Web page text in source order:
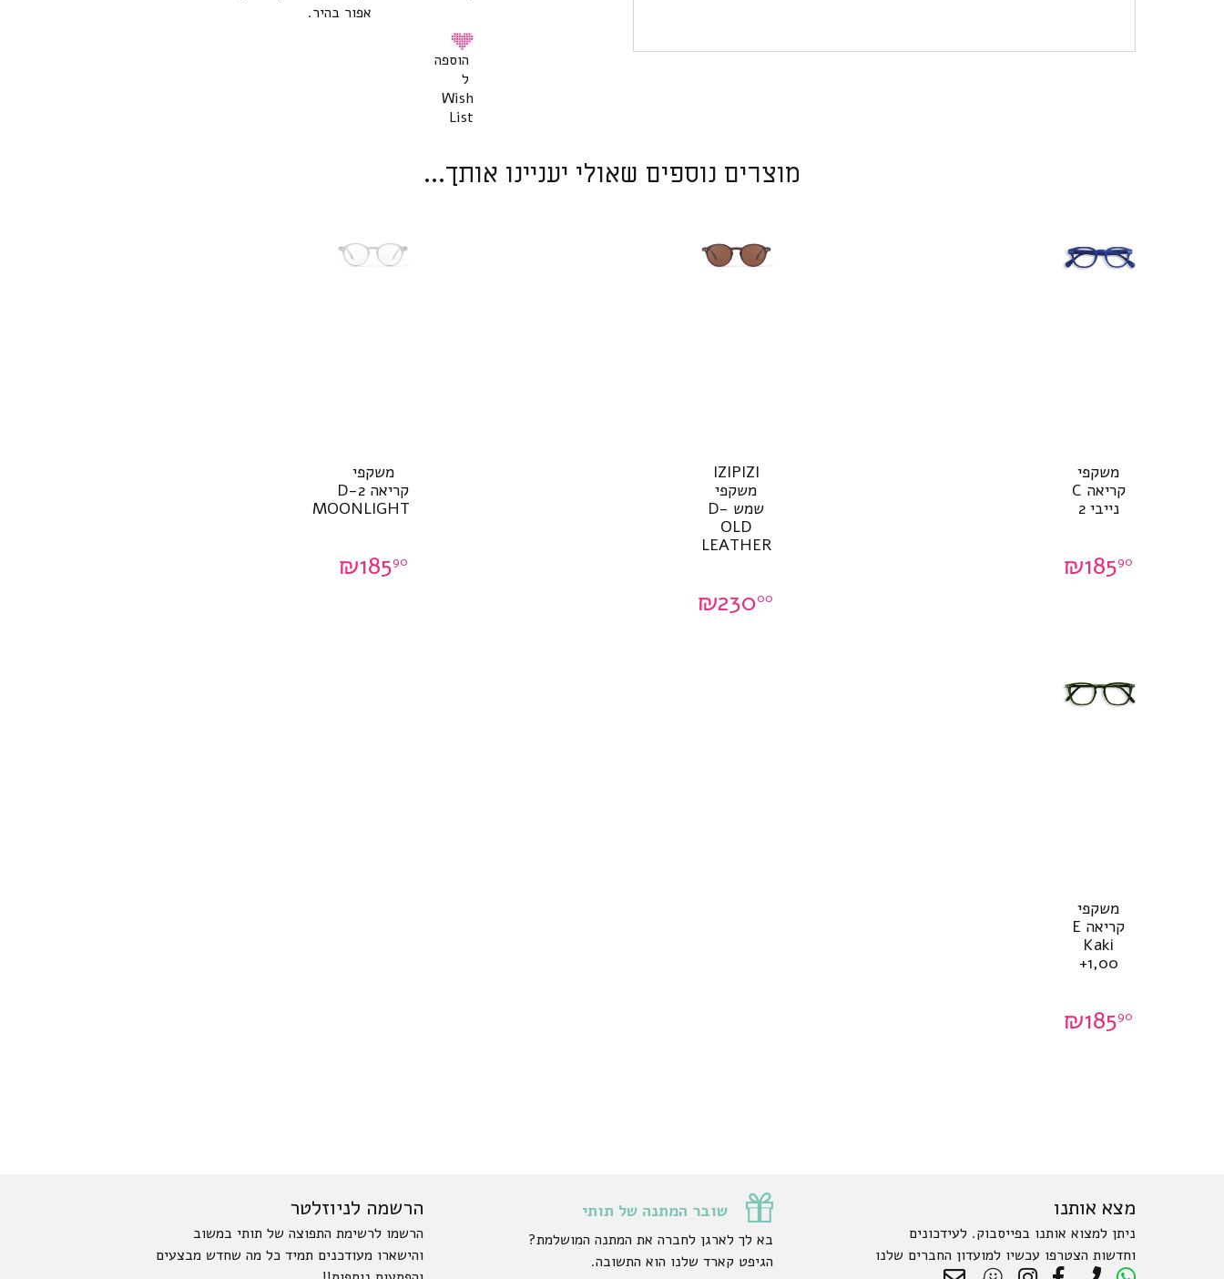
אפור בהיר.
הוספה
ל
Wish
List
מוצרים נוספים שאולי יעניינו אותך...
משקפי
קריאה C
נייבי 2
₪18590
IZIPIZI
משקפי
שמש D-
OLD
LEATHER
₪23000
משקפי
קריאה D-2
MOONLIGHT
₪18590
משקפי
קריאה E
Kaki
+1,00
₪18590
מצא אותנו
ניתן למצוא אותנו בפייסבוק. לעידכונים
וחדשות הצטרפו עכשיו למועדון החברים שלנו
שובר המתנה של תותי
בא לך לארגן לחברה את המתנה המושלמת?
הגיפט קארד שלנו הוא התשובה.
הרשמה לניוזלטר
הרשמו לרשימת התפוצה של תותי במשוב
והישארו מעודכנים תמיד כל מה שחדש מבצעים